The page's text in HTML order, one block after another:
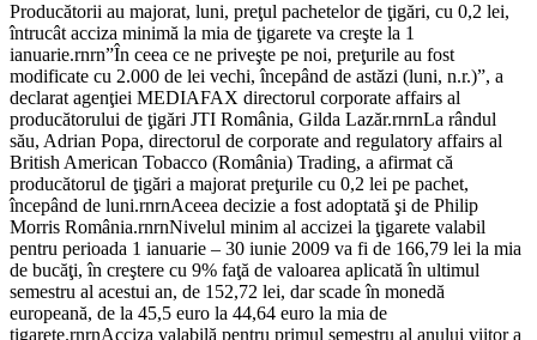
Producătorii au majorat, luni, preţul pachetelor de ţigări, cu 0,2 lei,
întrucât acciza minimă la mia de ţigarete va creşte la 1
ianuarie.rnrn”În ceea ce ne priveşte pe noi, preţurile au fost
modificate cu 2.000 de lei vechi, începând de astăzi (luni, n.r.)”, a
declarat agenţiei MEDIAFAX directorul corporate affairs al
producătorului de ţigări JTI România, Gilda Lazăr.rnrnLa rândul
său, Adrian Popa, directorul de corporate and regulatory affairs al
British American Tobacco (România) Trading, a afirmat că
producătorul de ţigări a majorat preţurile cu 0,2 lei pe pachet,
începând de luni.rnrnAceea decizie a fost adoptată şi de Philip
Morris România.rnrnNivelul minim al accizei la ţigarete valabil
pentru perioada 1 ianuarie – 30 iunie 2009 va fi de 166,79 lei la mia
de bucăţi, în creştere cu 9% faţă de valoarea aplicată în ultimul
semestru al acestui an, de 152,72 lei, dar scade în monedă
europeană, de la 45,5 euro la 44,64 euro la mia de
ţigarete.rnrnAcciza valabilă pentru primul semestru al anului viitor a